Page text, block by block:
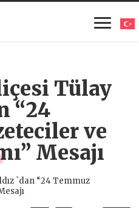
Tülay
“24
ve
Mesajı